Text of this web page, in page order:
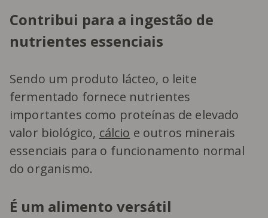
Contribui para a ingestão de
nutrientes essenciais
Sendo um produto lácteo, o leite
fermentado fornece nutrientes
importantes como proteínas de elevado
valor biológico, cálcio e outros minerais
essenciais para o funcionamento normal
do organismo.
É um alimento versátil